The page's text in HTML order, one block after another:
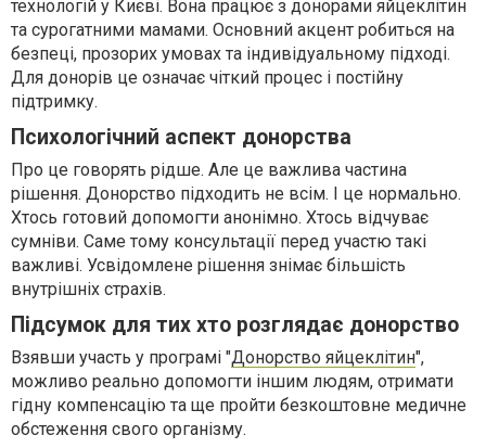
технологій у Києві. Вона працює з донорами яйцеклітин
та сурогатними мамами. Основний акцент робиться на
безпеці, прозорих умовах та індивідуальному підході.
Для донорів це означає чіткий процес і постійну
підтримку.
Психологічний аспект донорства
Про це говорять рідше. Але це важлива частина
рішення. Донорство підходить не всім. І це нормально.
Хтось готовий допомогти анонімно. Хтось відчуває
сумніви. Саме тому консультації перед участю такі
важливі. Усвідомлене рішення знімає більшість
внутрішніх страхів.
Підсумок для тих хто розглядає донорство
Взявши участь у програмі "Донорство яйцеклітин",
можливо реально допомогти іншим людям, отримати
гідну компенсацію та ще пройти безкоштовне медичне
обстеження свого організму.